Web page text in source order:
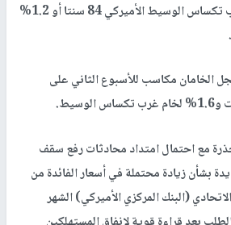
التسوية، كما زاد خام غرب تكساس الوسيط الأميركي 84 سنتا أو 1.2%
مكاسب للأسبوع الثاني على
مع احتمال امتداد محادثات رفع سقف
بشأن زيادة محتملة في أسعار الفائدة من
(البنك المركزي الأميركي) الشهر